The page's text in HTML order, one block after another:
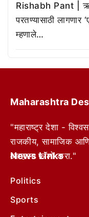
Rishabh Pant |
परतण्यासाठी लागणार
म्हणाले…
Maharashtra
"महाराष्ट्र देशा -
राजकीय, सामाजिक
आम्हाला फॉलो करा."
News Links
Politics
Sports